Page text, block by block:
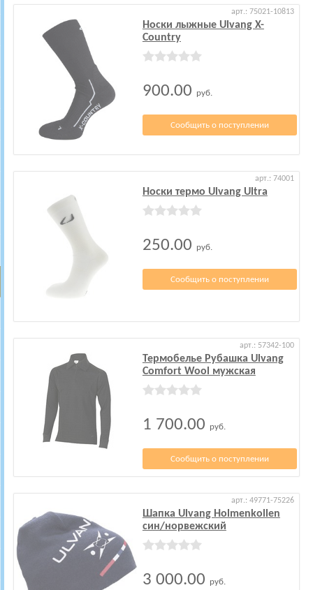
арт.: 75021-10813
Носки лыжные Ulvang X-
Country
900.00 руб.
Сообщить о поступлении
арт.: 74001
Носки термо Ulvang Ultra
250.00 руб.
Сообщить о поступлении
арт.: 57342-100
Термобелье Рубашка Ulvang
Comfort Wool мужская
1 700.00 руб.
Сообщить о поступлении
арт.: 49771-75226
Шапка Ulvang Holmenkollen
син/норвежский
3 000.00 руб.